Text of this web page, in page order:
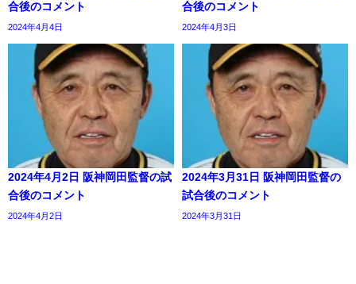
合後のコメント
2024年4月4日
合後のコメント
2024年4月3日
2024年4月2日 阪神岡田監督の試
合後のコメント
2024年4月2日
2024年3月31日 阪神岡田監督の
試合後のコメント
2024年3月31日